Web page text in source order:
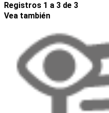
Registros 1 a 3 de 3
Vea también